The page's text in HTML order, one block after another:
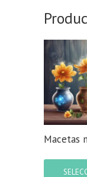
Macetas